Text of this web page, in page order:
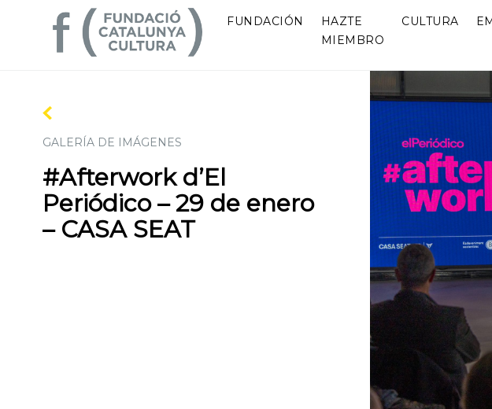
FUNDACIÓN
HAZTE
MIEMBRO
CULTURA
GALERÍA DE IMÁGENES
#Afterwork d’El
Periódico – 29 de enero
– CASA SEAT